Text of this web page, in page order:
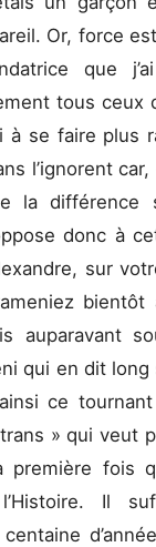
Or, force
que
tous ceux
à se faire plus
l’ignorent
la différence
donc à
sur
bientôt
auparavant
qui en dit
ce
» qui veut
première fois
l’Histoire. Il
centaine